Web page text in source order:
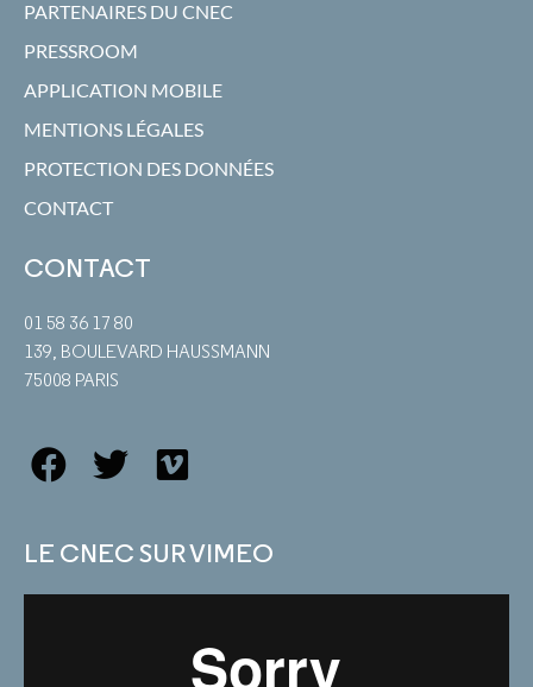
PARTENAIRES DU CNEC
PRESSROOM
APPLICATION MOBILE
MENTIONS LÉGALES
PROTECTION DES DONNÉES
CONTACT
CONTACT
01 58 36 17 80
139, BOULEVARD HAUSSMANN
75008 PARIS
LE CNEC SUR VIMEO